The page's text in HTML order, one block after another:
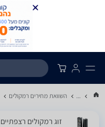
... השוואת מחירים רמקולים
‏זוג רמקולים רצפתיים JMlab/Focal ARIA 936